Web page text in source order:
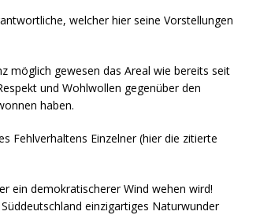
welcher hier seine Vorstellungen
möglich gewesen das Areal wie bereits seit
und Wohlwollen gegenüber den
haben.
Fehlverhaltens Einzelner (hier die zitierte
ein demokratischerer Wind wehen wird!
einzigartiges Naturwunder